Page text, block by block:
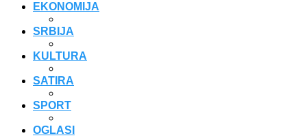
EKONOMIJA
SRBIJA
KULTURA
SATIRA
SPORT
OGLASI